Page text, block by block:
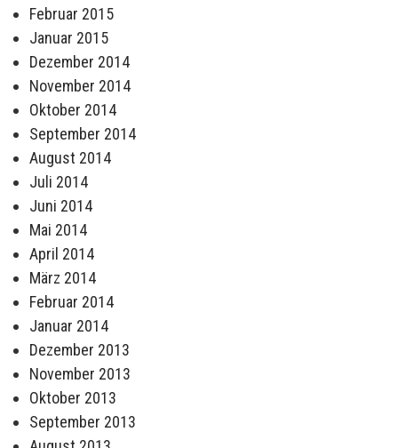
Februar 2015
Januar 2015
Dezember 2014
November 2014
Oktober 2014
September 2014
August 2014
Juli 2014
Juni 2014
Mai 2014
April 2014
März 2014
Februar 2014
Januar 2014
Dezember 2013
November 2013
Oktober 2013
September 2013